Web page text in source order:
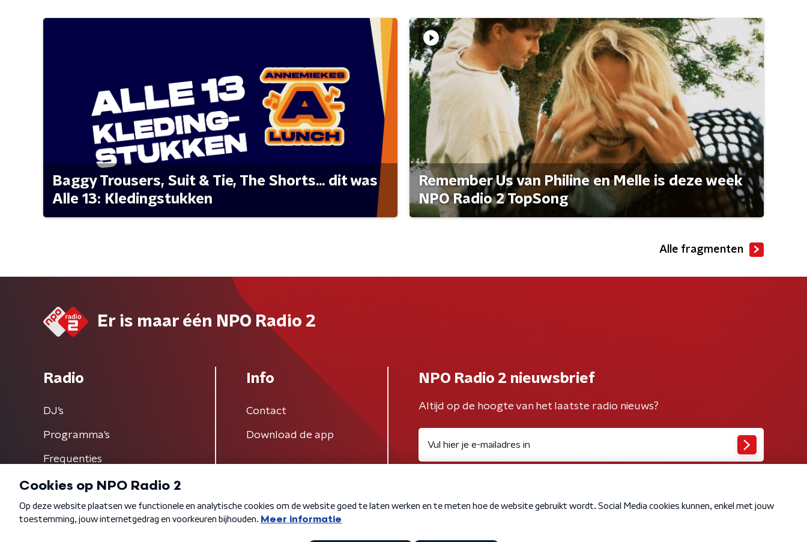
Baggy Trousers, Suit & Tie, The Shorts... dit was
Alle 13: Kledingstukken
Remember Us van Philine en Melle is deze week
NPO Radio 2 TopSong
Alle fragmenten
Er is maar één NPO Radio 2
Radio
DJ’s
Programma's
Frequenties
Info
Contact
Download de app
NPO Radio 2 nieuwsbrief
Altijd op de hoogte van het laatste radio nieuws?
Algemene voorwaarden Privacybeleid